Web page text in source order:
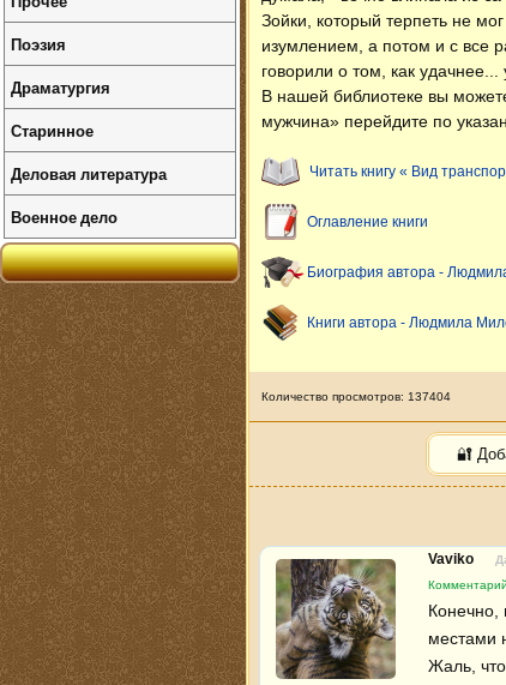
Зойки, который терпеть не
изумлением, а потом и с все
говорили о том, как удачнее...
В нашей библиотеке вы
мужчина» перейдите по
Читать книгу « Вид
Оглавление книги
Биография автора -
Книги автора - Людмила
Количество просмотров: 137404
🔐
Vaviko
Конечно,
местами
Жаль,
Поэзия
Драматургия
Старинное
Деловая литература
Военное дело